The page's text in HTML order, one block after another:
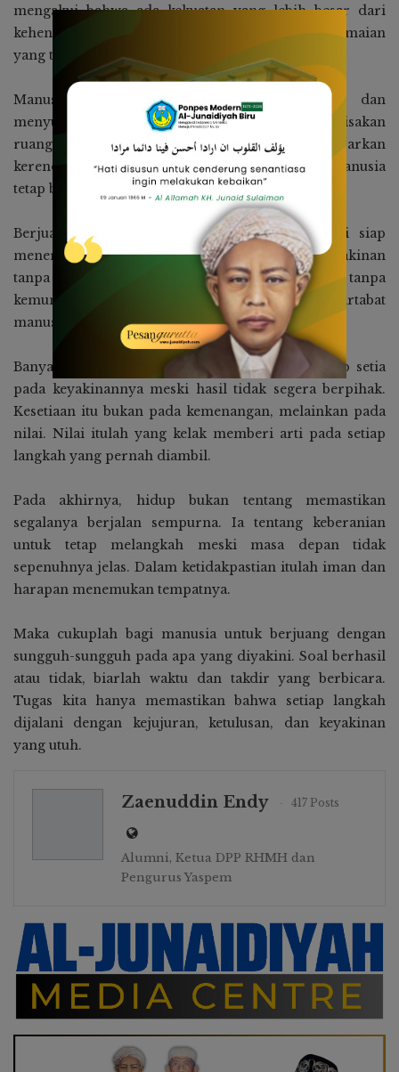
mengakui bahwa ada kekuatan yang lebih besar dari
kehendak manusia. Dari pengakuan itu lahir kedamaian
yang tidak bisa dibeli oleh keberhasilan apa pun.
Manusia boleh merencanakan, menghitung, dan
menyusun strategi, tetapi hidup selalu menyisakan
ruang misteri. Ruang inilah yang mengajarkan
kerendahan hati. Bahwa sekuat apa pun usaha, manusia
tetap bukan penentu akhir.
Berjuang pada apa yang diyakini juga berarti siap
menerima konsekuensi apa pun. Tidak ada keyakinan
tanpa risiko, dan tidak ada perjuangan tanpa
kemungkinan gagal. Namun justru di sanalah martabat
manusia diuji.
Banyak kisah besar lahir dari mereka yang tetap setia
pada keyakinannya meski hasil tidak segera berpihak.
Kesetiaan itu bukan pada kemenangan, melainkan pada
nilai. Nilai itulah yang kelak memberi arti pada setiap
langkah yang pernah diambil.
Pada akhirnya, hidup bukan tentang memastikan
segalanya berjalan sempurna. Ia tentang keberanian
untuk tetap melangkah meski masa depan tidak
sepenuhnya jelas. Dalam ketidakpastian itulah iman dan
harapan menemukan tempatnya.
Maka cukuplah bagi manusia untuk berjuang dengan
sungguh-sungguh pada apa yang diyakini. Soal berhasil
atau tidak, biarlah waktu dan takdir yang berbicara.
Tugas kita hanya memastikan bahwa setiap langkah
dijalani dengan kejujuran, ketulusan, dan keyakinan
yang utuh.
Zaenuddin Endy 417 Posts
Alumni, Ketua DPP RHMH dan
Pengurus Yaspem